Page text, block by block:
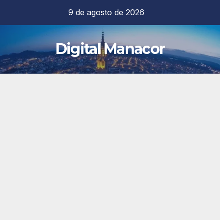
contenido
9 de agosto de 2026
Digital Manacor